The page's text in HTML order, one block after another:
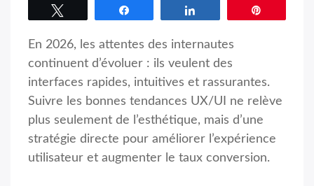
En 2026, les attentes des internautes
continuent d’évoluer : ils veulent des
interfaces rapides, intuitives et rassurantes.
Suivre les bonnes tendances UX/UI ne relève
plus seulement de l’esthétique, mais d’une
stratégie directe pour améliorer l’expérience
utilisateur et augmenter le taux conversion.